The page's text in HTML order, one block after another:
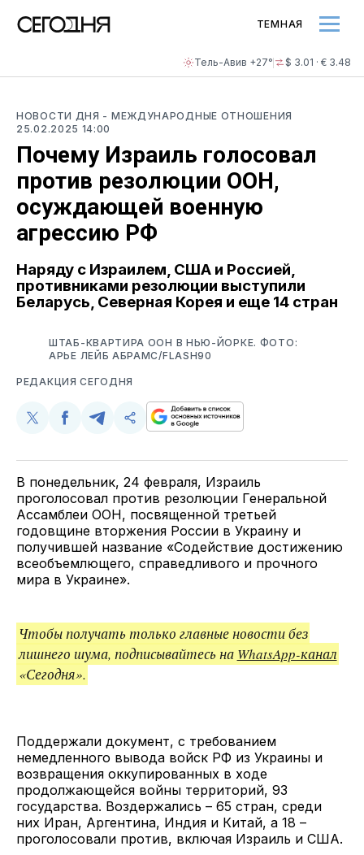
Тель-Авив +27° $ 3.01 · € 3.48
ТЕМНАЯ
НОВОСТИ ДНЯ - МЕЖДУНАРОДНЫЕ ОТНОШЕНИЯ
25.02.2025 14:00
Почему Израиль голосовал
против резолюции ООН,
осуждающей военную
агрессию РФ
Наряду с Израилем, США и Россией,
противниками резолюции выступили
Беларусь, Северная Корея и еще 14 стран
ШТАБ-КВАРТИРА ООН В НЬЮ-ЙОРКЕ. ФОТО:
АРЬЕ ЛЕЙБ АБРАМС/FLASH90
РЕДАКЦИЯ СЕГОДНЯ
Поделиться
Twitter
Поделиться
Facebook
Поделиться
Telegram
Скопируйте
поделитесь
ссылкой
В понедельник, 24 февраля, Израиль
проголосовал против резолюции Генеральной
Ассамблеи ООН, посвященной третьей
годовщине вторжения России в Украину и
получившей название «Содействие достижению
всеобъемлющего, справедливого и прочного
мира в Украине».
Чтобы получать только главные новости без
лишнего шума, подписывайтесь на WhatsApp-канал
«Сегодня».
Поддержали документ, с требованием
немедленного вывода войск РФ из Украины и
возвращения оккупированных в ходе
продолжающейся войны территорий, 93
государства. Воздержались – 65 стран, среди
них Иран, Аргентина, Индия и Китай, а 18 –
проголосовали против, включая Израиль и США.